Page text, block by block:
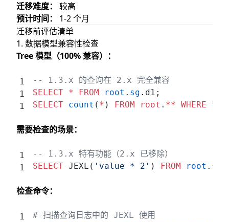
迁移难度：
较高
预计时间：
1-2 个月
迁移前评估清单
1. 数据模型兼容性检查
Tree 模型（100% 兼容）：
-- 1.3.x 的查询在 2.x 完全兼容
SELECT * FROM root . sg .d1;
SELECT count ( * ) FROM root . ** WHERE
需要检查的场景：
-- 1.3.x 特有功能（2.x 已移除）
SELECT JEXL( 'value * 2' ) FROM root . sg
检查命令：
# 扫描查询日志中的 JEXL 使用